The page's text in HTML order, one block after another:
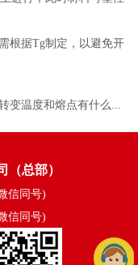
据Tg制定，以避免开
（总部）
信同号)
信同号)